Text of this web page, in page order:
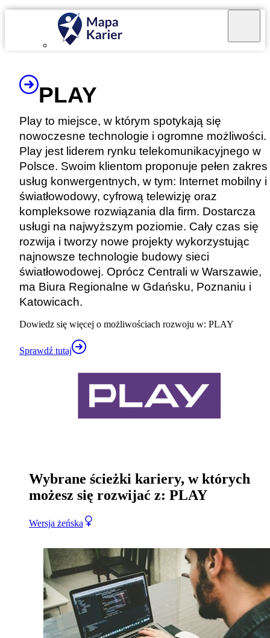
PLAY
Play to miejsce, w którym spotykają się
nowoczesne technologie i ogromne możliwości.
Play jest liderem rynku telekomunikacyjnego w
Polsce. Swoim klientom proponuje pełen zakres
usług konwergentnych, w tym: Internet mobilny i
światłowodowy, cyfrową telewizję oraz
kompleksowe rozwiązania dla firm. Dostarcza
usługi na najwyższym poziomie. Cały czas się
rozwija i tworzy nowe projekty wykorzystując
najnowsze technologie budowy sieci
światłowodowej. Oprócz Centrali w Warszawie,
ma Biura Regionalne w Gdańsku, Poznaniu i
Katowicach.
Dowiedz się więcej o możliwościach rozwoju w: PLAY
Sprawdź tutaj
Wybrane ścieżki kariery, w których
możesz się rozwijać z: PLAY
Wersja żeńska